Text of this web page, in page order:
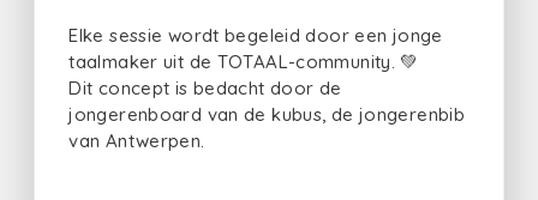
Elke sessie wordt begeleid door een jonge
taalmaker uit de TOTAAL-community. 💚
Dit concept is bedacht door de
jongerenboard van de kubus, de jongerenbib
van Antwerpen.